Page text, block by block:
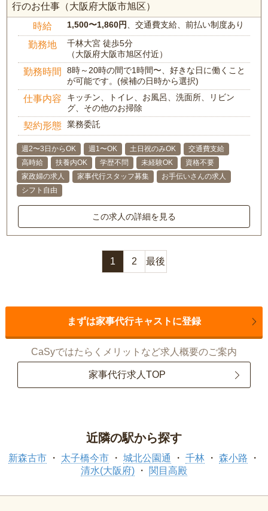
行のお仕事（大阪府大阪市旭区）
時給 1,500〜1,860円 、交通費支給、前払い制度あり
勤務地
千林大宮 徒歩5分
（大阪府大阪市旭区付近）
勤務時間
8時～20時の間で1時間〜、好きな日に働くこと
が可能です。(候補の日時から選択)
仕事内容
キッチン、トイレ、お風呂、洗面所、リビン
グ、その他のお掃除
契約形態 業務委託
週2〜3日からOK 週1〜OK 土日祝のみOK
交通費支給
高時給
扶養内OK 学歴不問 未経験OK
資格不要
家政婦の求人
家事代行スタッフ募集
お手伝いさんの求人
シフト自由
この求人の詳細を見る
1 2 最後
まずは家事代行キャストに登録
CaSyではたらくメリットなど求人概要のご案内
家事代行求人TOP
近隣の駅から探す
新森古市 太子橋今市 城北公園通 千林
森小路
清水(大阪府)
関目高殿